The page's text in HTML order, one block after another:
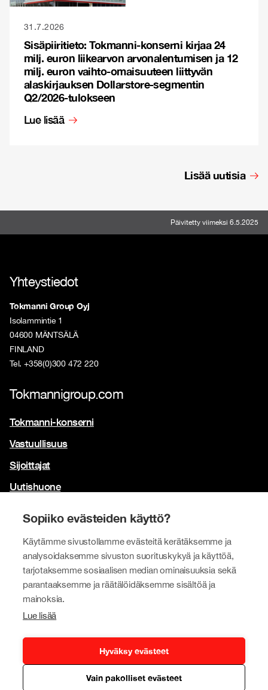
Sopiiko evästeiden käyttö?
Käytämme sivustollamme evästeitä kerätäksemme ja
analysoidaksemme sivuston suorituskykyä ja käyttöä,
tarjotaksemme sosiaalisen median ominaisuuksia sekä
parantaaksemme ja räätälöidäksemme sisältöä ja
mainoksia.
Lue lisää
Hyväksy evästeet
Vain pakolliset evästeet
31.7.2026
Sisäpiiritieto: Tokmanni-konserni kirjaa 24
milj. euron liikearvon arvonalentumisen ja 12
milj. euron vaihto-omaisuuteen liittyvän
alaskirjauksen Dollarstore-segmentin
Q2/2026-tulokseen
Lue lisää
Lisää uutisia
Päivitetty viimeksi 6.5.2025
Yhteystiedot
Tokmanni Group Oyj
Isolammintie 1
04600 MÄNTSÄLÄ
FINLAND
Tel. +358(0)300 472 220
Tokmannigroup.com
Tokmanni-konserni
Vastuullisuus
Sijoittajat
Uutishuone
Brändimme
Tokmanni
SPAR Suomi
Click Shoes ja Shoe House
Dollarstore
Big Dollar